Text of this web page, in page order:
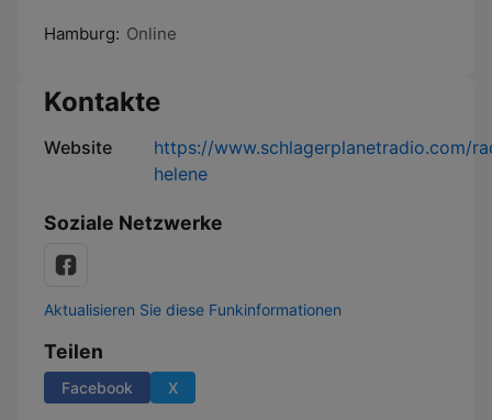
Hamburg: Online
Kontakte
Website
https://www.schlagerplanetradio.com/
helene
Soziale Netzwerke
Aktualisieren Sie diese Funkinformationen
Teilen
Facebook X